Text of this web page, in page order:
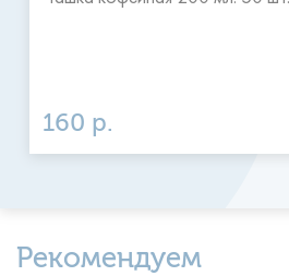
160 р.
Рекомендуем